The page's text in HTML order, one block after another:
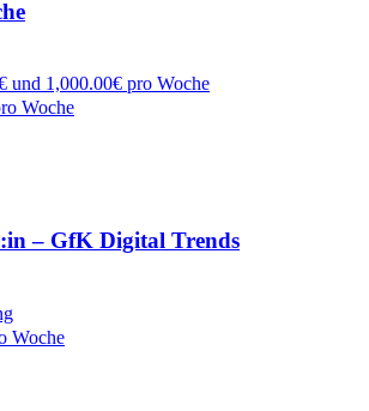
und 1,000.00€ pro Woche
Woche
– GfK Digital Trends
Woche